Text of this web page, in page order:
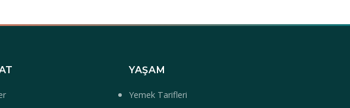
YAŞAM
Yemek Tarifleri